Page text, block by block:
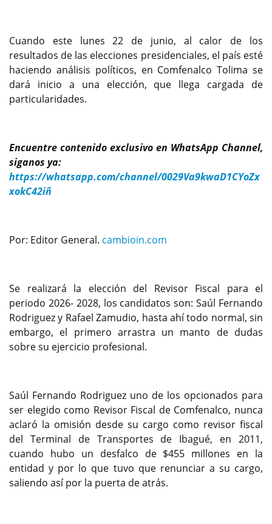
Cuando este lunes 22 de junio, al calor de los
resultados de las elecciones presidenciales, el país esté
haciendo análisis políticos, en Comfenalco Tolima se
dará inicio a una elección, que llega cargada de
particularidades.
Encuentre contenido exclusivo en WhatsApp Channel,
siganos ya:
https://whatsapp.com/channel/0029Va9kwaD1CYoZx
xokC42iñ
Por: Editor General. cambioin.com
Se realizará la elección del Revisor Fiscal para el
periodo 2026- 2028, los candidatos son: Saúl Fernando
Rodriguez y Rafael Zamudio, hasta ahí todo normal, sin
embargo, el primero arrastra un manto de dudas
sobre su ejercicio profesional.
Saúl Fernando Rodriguez uno de los opcionados para
ser elegido como Revisor Fiscal de Comfenalco, nunca
aclaró la omisión desde su cargo como revisor fiscal
del Terminal de Transportes de Ibagué, en 2011,
cuando hubo un desfalco de $455 millones en la
entidad y por lo que tuvo que renunciar a su cargo,
saliendo así por la puerta de atrás.